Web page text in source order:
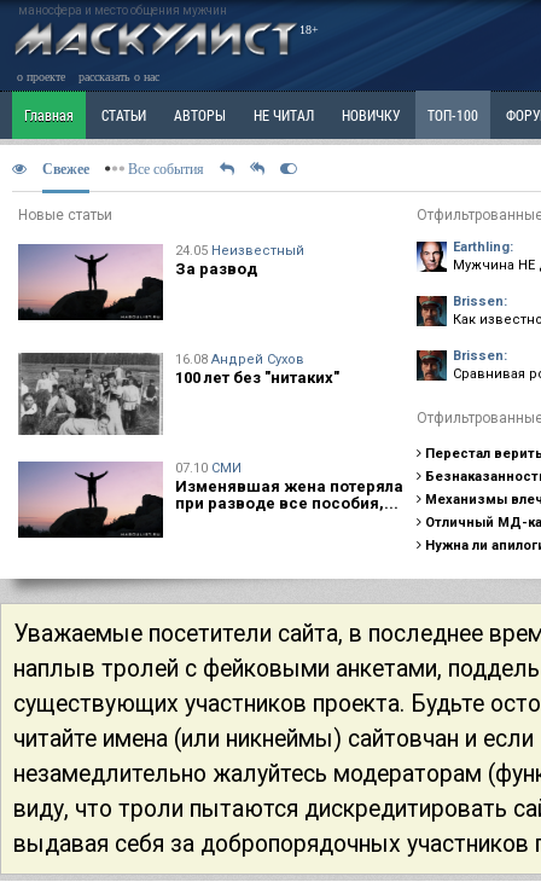
маносфера и место общения мужчин
18+
о проекте рассказать о нас
Главная СТАТЬИ АВТОРЫ НЕ ЧИТАЛ НОВИЧКУ ТОП-100
Ветка: Расстаюсь или Развожусь. САНЧАС
РАЗДЕЛ: Разное КОПИЛКА
Свежее Все события
Новые статьи
24.05 Неизвестный
За развод
16.08 Андрей Сухов
100 лет без "нитаких"
07.10 СМИ
Изменявшая жена потеряла
при разводе все пособия,...
Earthling:
Мужчина НЕ
Brissen:
Как
Brissen:
Сравнивая
Перестал
Механизмы
Отличный МД-
Нужна ли
Уважаемые посетители сайта, в последнее
наплыв тролей с фейковыми анкетами,
существующих участников проекта. Будьте
читайте имена (или никнеймы) сайтовчан и
незамедлительно жалуйтесь модераторам
виду, что троли пытаются дискредитировать
выдавая себя за добропорядочных участников